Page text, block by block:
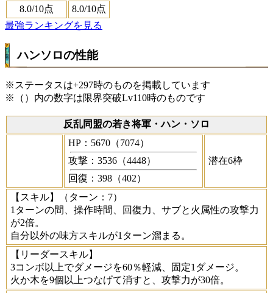
8.0/10点 8.0/10点
最強ランキングを見る
ハンソロの性能
※ステータスは+297時のものを掲載しています
※（）内の数字は限界突破Lv110時のものです
反乱同盟の若き将軍・ハン・ソロ
HP：5670（7074）
攻撃：3536（4448）
回復：398（402）
潜在6枠
【スキル】
（ターン：7）
1ターンの間、操作時間、回復力、サブと火属性の攻撃力
が2倍。
自分以外の味方スキルが1ターン溜まる。
【リーダースキル】
3コンボ以上でダメージを60％軽減、固定1ダメージ。
火か木を9個以上つなげて消すと、攻撃力が30倍。